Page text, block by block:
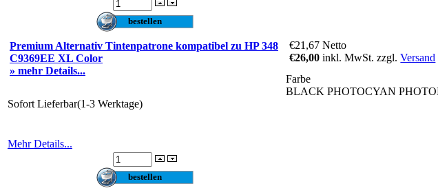
Premium Alternativ Tintenpatrone kompatibel zu HP 348
C9369EE XL Color
» mehr Details...
€21,67Netto
€26,00inkl. MwSt. zzgl.Versand
Farbe
BLACK PHOTOCYAN
Sofort Lieferbar(1-3 Werktage)
Mehr Details...